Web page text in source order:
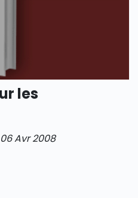
les
06 Avr 2008